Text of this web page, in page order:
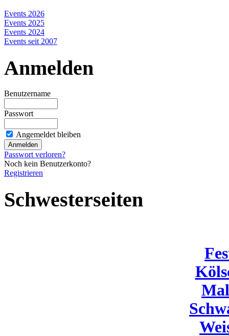
Events 2026
Events 2025
Events 2024
Events seit 2007
Anmelden
Benutzername
Passwort
Angemeldet bleiben
Passwort verloren?
Noch kein Benutzerkonto?
Registrieren
Schwesterseiten